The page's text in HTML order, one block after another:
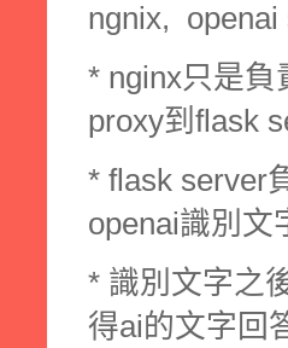
ngnix, openai
* nginx只是負
proxy到flask
* flask server
openai識別文
* 識別文字之
得ai的文字回